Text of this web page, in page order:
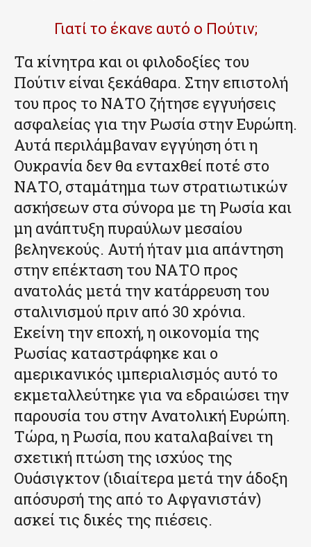
Γιατί το έκανε αυτό ο Πούτιν;
Τα κίνητρα και οι φιλοδοξίες του
Πούτιν είναι ξεκάθαρα. Στην επιστολή
του προς το ΝΑΤΟ ζήτησε εγγυήσεις
ασφαλείας για την Ρωσία στην Ευρώπη.
Αυτά περιλάμβαναν εγγύηση ότι η
Ουκρανία δεν θα ενταχθεί ποτέ στο
ΝΑΤΟ, σταμάτημα των στρατιωτικών
ασκήσεων στα σύνορα με τη Ρωσία και
μη ανάπτυξη πυραύλων μεσαίου
βεληνεκούς. Αυτή ήταν μια απάντηση
στην επέκταση του ΝΑΤΟ προς
ανατολάς μετά την κατάρρευση του
σταλινισμού πριν από 30 χρόνια.
Εκείνη την εποχή, η οικονομία της
Ρωσίας καταστράφηκε και ο
αμερικανικός ιμπεριαλισμός αυτό το
εκμεταλλεύτηκε για να εδραιώσει την
παρουσία του στην Ανατολική Ευρώπη.
Τώρα, η Ρωσία, που καταλαβαίνει τη
σχετική πτώση της ισχύος της
Ουάσιγκτον (ιδιαίτερα μετά την άδοξη
απόσυρσή της από το Αφγανιστάν)
ασκεί τις δικές της πιέσεις.